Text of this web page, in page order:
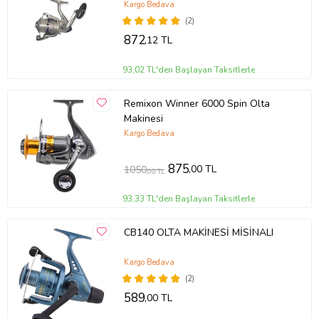
(2)
Kargo Bedava
872,12 TL
93,02 TL'den Başlayan Taksitlerle
Remixon Winner 6000 Spin Olta
Makinesi
Kargo Bedava
1050,00 TL 875,00 TL
93,33 TL'den Başlayan Taksitlerle
CB140 OLTA MAKİNESİ MİSİNALI
(2)
Kargo Bedava
589,00 TL